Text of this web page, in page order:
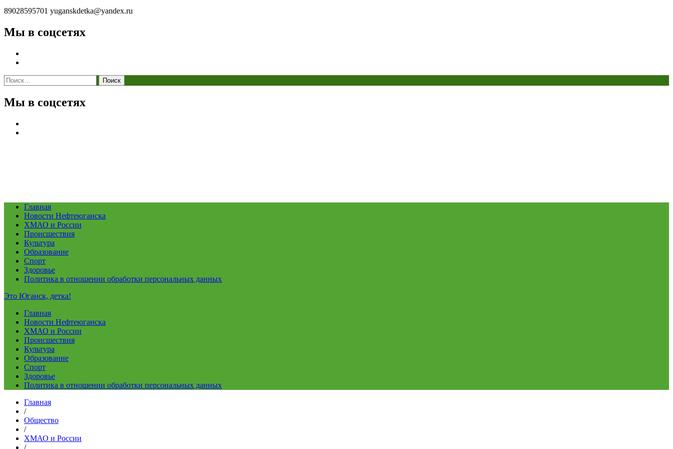
89028595701 yuganskdetka@yandex.ru
Мы в соцсетях
Найти:
Мы в соцсетях
Главная
Новости Нефтеюганска
ХМАО и России
Происшествия
Культура
Образование
Спорт
Здоровье
Политика в отношении обработки персональных данных
Это Юганск, детка!
Главная
Новости Нефтеюганска
ХМАО и России
Происшествия
Культура
Образование
Спорт
Здоровье
Политика в отношении обработки персональных данных
Главная
/
Общество
/
ХМАО и России
/